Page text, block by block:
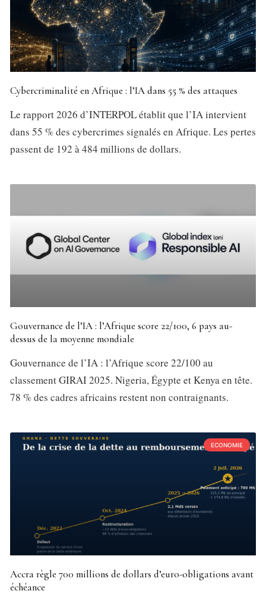
Cybercriminalité en Afrique : l’IA dans 55 % des attaques
Le rapport 2026 d’INTERPOL établit que l’IA intervient
dans 55 % des cybercrimes signalés en Afrique. Les pertes
passent de 192 à 484 millions de dollars.
Gouvernance de l’IA : l’Afrique score 22/100, 6 pays au-
dessus de la moyenne mondiale
Gouvernance de l’IA : l’Afrique score 22/100 au
classement GIRAI 2025. Nigeria, Égypte et Kenya en tête.
78 % des cadres africains restent non contraignants.
ECONOMIE
Accra règle 700 millions de dollars d’euro-obligations avant
échéance